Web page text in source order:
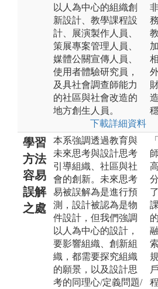
以人為中心的組織創
新設計、教學課程設
計、展演製作人員、
策展專案管理人員、
媒體公關宣傳人員、
使用者體驗研究員，
及具社會調查師能力
的社區與社會改造的
地方創生人員。
下載詳細資料
學習
方法
容易
誤解
之處
本系強調透過教育與
未來思考與設計思考
引導組織、社區與社
會的創新。未來思考
易被誤解為是進行預
測，設計被認為是物
件設計，但我們強調
以人為中心的設計，
要影響組織、創新組
織，都需要探究組織
的願景，以及設計思
考的同理心/定義問題/